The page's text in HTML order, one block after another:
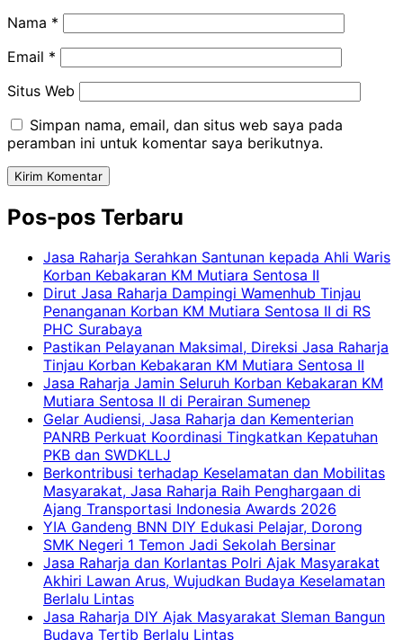
Nama *
Email *
Situs Web
Simpan nama, email, dan situs web saya pada
peramban ini untuk komentar saya berikutnya.
Pos-pos Terbaru
Jasa Raharja Serahkan Santunan kepada Ahli Waris
Korban Kebakaran KM Mutiara Sentosa II
Dirut Jasa Raharja Dampingi Wamenhub Tinjau
Penanganan Korban KM Mutiara Sentosa II di RS
PHC Surabaya
Pastikan Pelayanan Maksimal, Direksi Jasa Raharja
Tinjau Korban Kebakaran KM Mutiara Sentosa II
Jasa Raharja Jamin Seluruh Korban Kebakaran KM
Mutiara Sentosa II di Perairan Sumenep
Gelar Audiensi, Jasa Raharja dan Kementerian
PANRB Perkuat Koordinasi Tingkatkan Kepatuhan
PKB dan SWDKLLJ
Berkontribusi terhadap Keselamatan dan Mobilitas
Masyarakat, Jasa Raharja Raih Penghargaan di
Ajang Transportasi Indonesia Awards 2026
YIA Gandeng BNN DIY Edukasi Pelajar, Dorong
SMK Negeri 1 Temon Jadi Sekolah Bersinar
Jasa Raharja dan Korlantas Polri Ajak Masyarakat
Akhiri Lawan Arus, Wujudkan Budaya Keselamatan
Berlalu Lintas
Jasa Raharja DIY Ajak Masyarakat Sleman Bangun
Budaya Tertib Berlalu Lintas